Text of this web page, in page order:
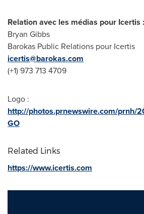
Relation avec les médias pour Icertis :
Bryan Gibbs
Barokas Public Relations pour Icertis
icertis@barokas.com
(+1) 973 713 4709
Logo :
http://photos.prnewswire.com/prnh/
GO
Related Links
https://www.icertis.com